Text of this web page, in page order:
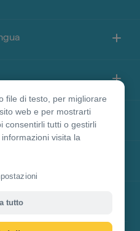
file di testo, per migliorare
web e per mostrarti
consentirli tutti o gestirli
visita la
tutto